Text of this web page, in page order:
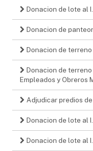
Donacion de lote al
Donacion de
Donacion de
Donacion de
Empleados y Obreros
Adjudicar predios
Donacion de lote al
Donacion de lote al